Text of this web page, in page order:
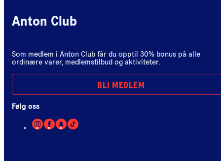
Anton Club
Som medlem i Anton Club får du opptil 30% bonus på alle
ordinære varer, medlemstilbud og aktiviteter.
BLI MEDLEM
Følg oss